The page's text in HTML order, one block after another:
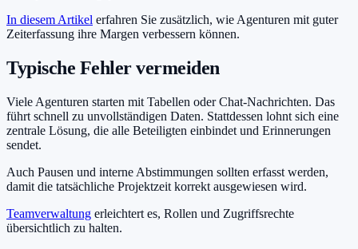
In diesem Artikel erfahren Sie zusätzlich, wie Agenturen mit guter
Zeiterfassung ihre Margen verbessern können.
Typische Fehler vermeiden
Viele Agenturen starten mit Tabellen oder Chat-Nachrichten. Das
führt schnell zu unvollständigen Daten. Stattdessen lohnt sich eine
zentrale Lösung, die alle Beteiligten einbindet und Erinnerungen
sendet.
Auch Pausen und interne Abstimmungen sollten erfasst werden,
damit die tatsächliche Projektzeit korrekt ausgewiesen wird.
Teamverwaltung erleichtert es, Rollen und Zugriffsrechte
übersichtlich zu halten.